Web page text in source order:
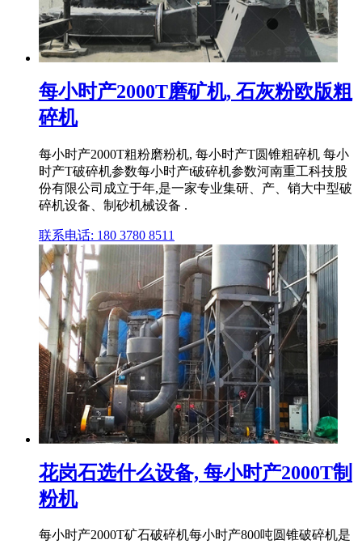
每小时产2000T磨矿机, 石灰粉欧版粗
碎机
每小时产2000T粗粉磨粉机, 每小时产T圆锥粗碎机 每小
时产T破碎机参数每小时产t破碎机参数河南重工科技股
份有限公司成立于年,是一家专业集研、产、销大中型破
碎机设备、制砂机械设备 .
联系电话: 180 3780 8511
花岗石选什么设备, 每小时产2000T制
粉机
每小时产2000T矿石破碎机每小时产800吨圆锥破碎机是